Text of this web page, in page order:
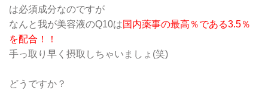
は必須成分なのですが
なんと我が美容液のQ10は国内薬事の最高％である3.5％
を配合！！
手っ取り早く摂取しちゃいましょ(笑)
どうですか？